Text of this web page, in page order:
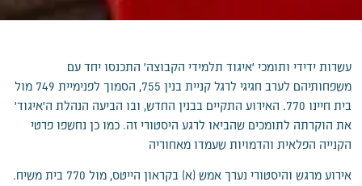
עשרות ידידי ותומכי 'איגוד תלמידי הקבוצה' התכנסו יחד עם
משפחותיהם לערב חגיגי לרגל קניית בנין 755, הסמוך לפנימיית 749 מול
בית חיינו 770. האירוע התקיים בבנין החדש, ובו הביעה הנהלת ה'איגוד'
את הוקרתה לתומכים שהביאו לרגע היסטורי זה. כמו כן נחשפו פרטי
הקנייה הפלאית והדמויות שעמדו מאחוריה
אירוע מרגש והיסטורי נערך אמש (א) בקראון הייטס, מול 770 בית משיח.